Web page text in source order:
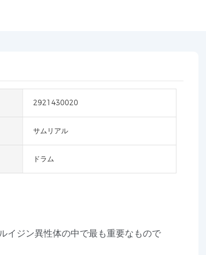
2921430020
サムリアル
ドラム
イジン異性体の中で最も重要なもので